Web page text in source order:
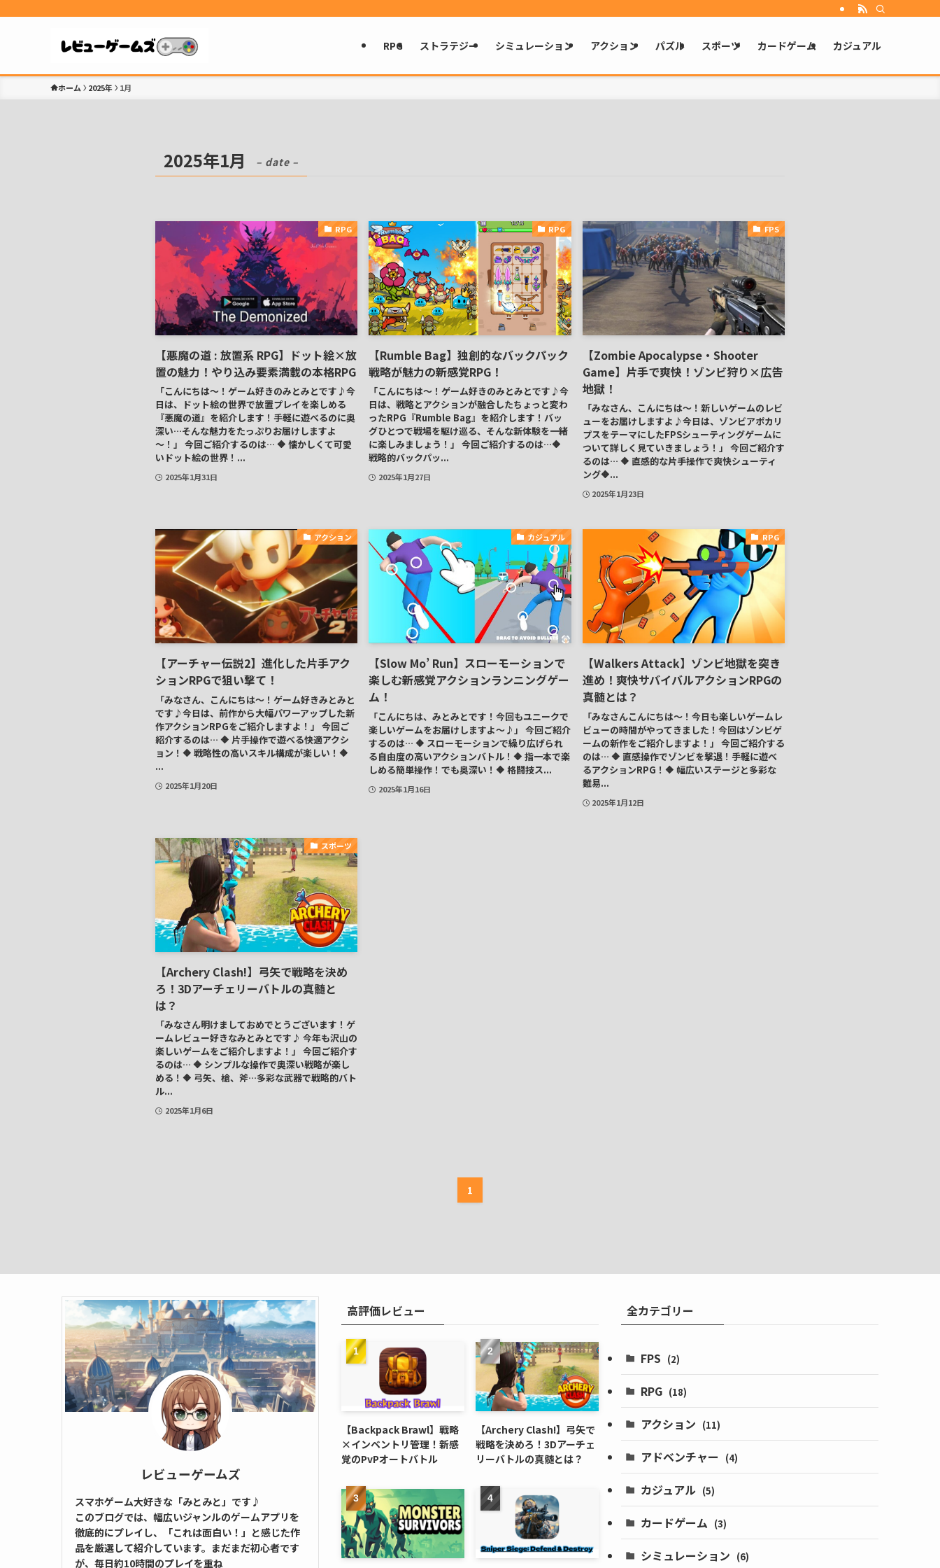
RPG ストラテジー シミュレーション アクション パズル スポーツ カードゲーム カジュアル
ホーム 2025年 1月
2025年1月 – date –
RPG
【悪魔の道 : 放置系 RPG】ドット絵×放
置の魅力！やり込み要素満載の本格RPG
「こんにちは～！ゲーム好きのみとみとです♪今
日は、ドット絵の世界で放置プレイを楽しめる
『悪魔の道』を紹介します！手軽に遊べるのに奥
深い…そんな魅力をたっぷりお届けしますよ
～！」 今回ご紹介するのは… 🔶 懐かしくて可愛
いドット絵の世界！...
2025年1月31日
RPG
【Rumble Bag】独創的なバックパック
戦略が魅力の新感覚RPG！
「こんにちは～！ゲーム好きのみとみとです♪今
日は、戦略とアクションが融合したちょっと変わ
ったRPG『Rumble Bag』を紹介します！バッ
グひとつで戦場を駆け巡る、そんな新体験を一緒
に楽しみましょう！」 今回ご紹介するのは…🔶
戦略的バックパッ...
2025年1月27日
FPS
【Zombie Apocalypse・Shooter
Game】片手で爽快！ゾンビ狩り×広告
地獄！
「みなさん、こんにちは～！新しいゲームのレビ
ューをお届けしますよ♪今日は、ゾンビアポカリ
プスをテーマにしたFPSシューティングゲームに
ついて詳しく見ていきましょう！」 今回ご紹介す
るのは… 🔶 直感的な片手操作で爽快シューティ
ング🔶...
2025年1月23日
アクション
【アーチャー伝説2】進化した片手アク
ションRPGで狙い撃て！
「みなさん、こんにちは～！ゲーム好きみとみと
です♪今日は、前作から大幅パワーアップした新
作アクションRPGをご紹介しますよ！」 今回ご
紹介するのは… 🔶 片手操作で遊べる快適アクシ
ョン！🔶 戦略性の高いスキル構成が楽しい！🔶
...
2025年1月20日
カジュアル
【Slow Mo’ Run】スローモーションで
楽しむ新感覚アクションランニングゲー
ム！
「こんにちは、みとみとです！今回もユニークで
楽しいゲームをお届けしますよ～♪」 今回ご紹介
するのは… 🔶 スローモーションで繰り広げられ
る自由度の高いアクションバトル！🔶 指一本で楽
しめる簡単操作！でも奥深い！🔶 格闘技ス...
2025年1月16日
RPG
【Walkers Attack】ゾンビ地獄を突き
進め！爽快サバイバルアクションRPGの
真髄とは？
「みなさんこんにちは～！今日も楽しいゲームレ
ビューの時間がやってきました！今回はゾンビゲ
ームの新作をご紹介しますよ！」 今回ご紹介する
のは… 🔶 直感操作でゾンビを撃退！手軽に遊べ
るアクションRPG！🔶 幅広いステージと多彩な
難易...
2025年1月12日
スポーツ
【Archery Clash!】弓矢で戦略を決め
ろ！3Dアーチェリーバトルの真髄と
は？
「みなさん明けましておめでとうございます！ゲ
ームレビュー好きなみとみとです♪ 今年も沢山の
楽しいゲームをご紹介しますよ！」 今回ご紹介す
るのは… 🔶 シンプルな操作で奥深い戦略が楽し
める！🔶 弓矢、槍、斧…多彩な武器で戦略的バト
ル...
2025年1月6日
1
レビューゲームズ
スマホゲーム大好きな「みとみと」です♪
このブログでは、幅広いジャンルのゲームアプリを
徹底的にプレイし、「これは面白い！」と感じた作
品を厳選して紹介しています。まだまだ初心者です
が、毎日約10時間のプレイを重ね
高評価レビュー
【Backpack Brawl】戦略
×インベントリ管理！新感
覚のPvPオートバトル
【Archery Clash!】弓矢で
戦略を決めろ！3Dアーチェ
リーバトルの真髄とは？
全カテゴリー
FPS (2)
RPG (18)
アクション (11)
アドベンチャー (4)
カジュアル (5)
カードゲーム (3)
シミュレーション (6)